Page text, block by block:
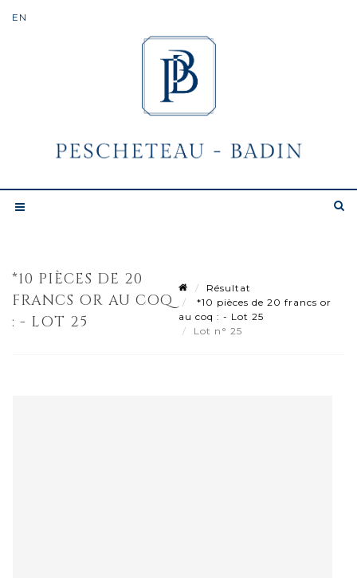
*10 PIÈCES DE 20
FRANCS OR AU COQ
: - LOT 25
Résultat
*10 pièces de 20 francs or
au coq : - Lot 25
Lot n° 25